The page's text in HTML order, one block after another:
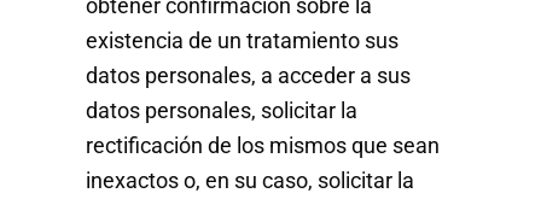
obtener confirmación sobre la
existencia de un tratamiento sus
datos personales, a acceder a sus
datos personales, solicitar la
rectificación de los mismos que sean
inexactos o, en su caso, solicitar la